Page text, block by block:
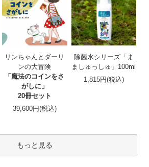
リンちゃんとダーリ
ンの大冒険
「魔法のコインをさ
がしに」
20冊セット
39,600円(税込)
除菌水シリーズ「ま
ましゅっしゅ」100ml
1,815円(税込)
もっと見る